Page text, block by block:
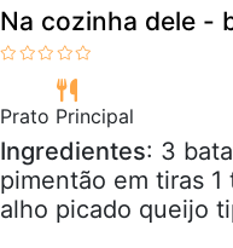
Na cozinha dele -
Prato Principal
Ingredientes: 3
pimentão em tiras
alho picado queijo